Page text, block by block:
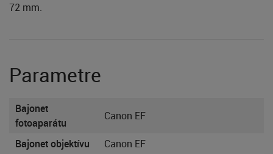
72 mm.
Parametre
Bajonet
fotoaparátu
Canon EF
Bajonet objektívu
Canon EF